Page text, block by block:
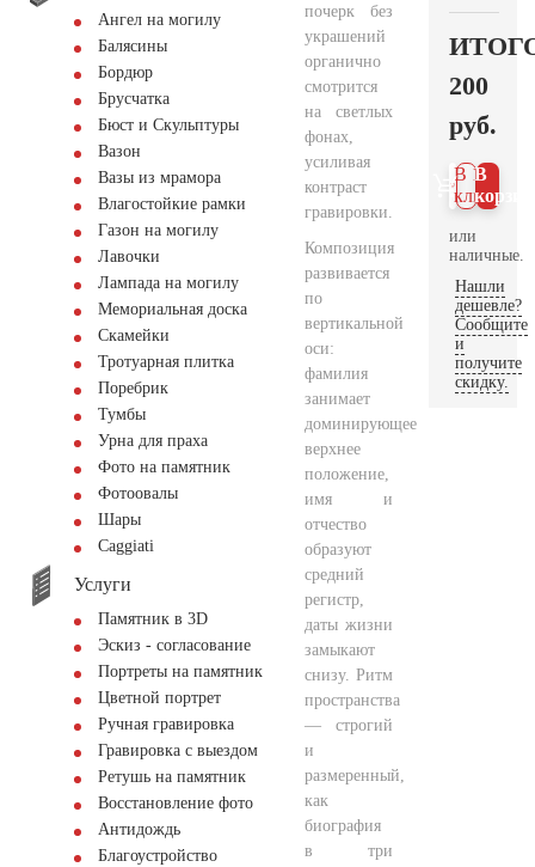
Ангел на могилу
Балясины
Бордюр
Брусчатка
Бюст и Скульптуры
Вазон
Вазы из мрамора
Влагостойкие рамки
Газон на могилу
Лавочки
Лампада на могилу
Мемориальная доска
Скамейки
Тротуарная плитка
Поребрик
Тумбы
Урна для праха
Фото на памятник
Фотоовалы
Шары
Сaggiati
Услуги
Памятник в 3D
Эскиз - согласование
Портреты на памятник
Цветной портрет
Ручная гравировка
Гравировка с выездом
Ретушь на памятник
Восстановление фото
Антидождь
Благоустройство
почерк без
украшений
органично
смотрится
на светлых
фонах,
усиливая
контраст
гравировки.
Композиция
развивается
по
вертикальной
оси:
фамилия
занимает
доминирующее
верхнее
положение,
имя и
отчество
образуют
средний
регистр,
даты жизни
замыкают
снизу. Ритм
пространства
— строгий
и
размеренный,
как
биография
в три
200
руб.
В
В 1
клик
или
наличные.
Нашли
дешевле?
Сообщите
и
получите
скидку.